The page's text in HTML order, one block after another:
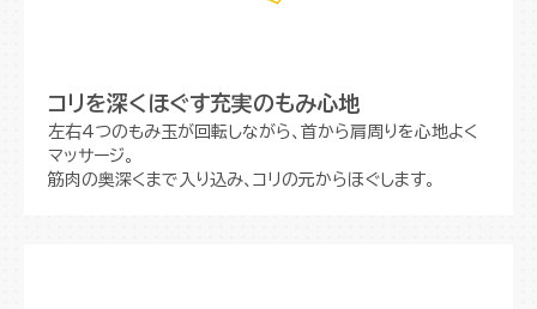
コリを深くほぐす充実のもみ心地
左右4つのもみ玉が回転しながら、首から肩周りを心地よく
マッサージ。
筋肉の奥深くまで入り込み、コリの元からほぐします。